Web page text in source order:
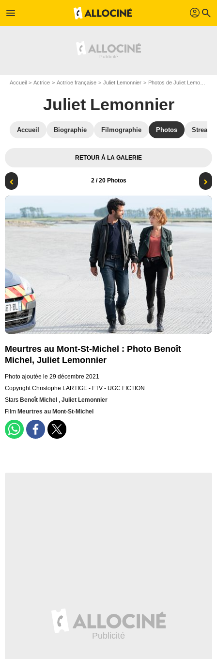
menu profil search
Accueil Actrice Actrice française Juliet Lemonnier Photos de Juliet Lemonnier
Juliet Lemonnier
Accueil Biographie Filmographie Photos
RETOUR À LA GALERIE
2/ 20 Photos
Meurtres au Mont-St-Michel : Photo Benoît
Michel, Juliet Lemonnier
Photo ajoutée le 29 décembre 2021
Copyright Christophe LARTIGE - FTV - UGC FICTION
Stars Benoît Michel , Juliet Lemonnier
Film Meurtres au Mont-St-Michel